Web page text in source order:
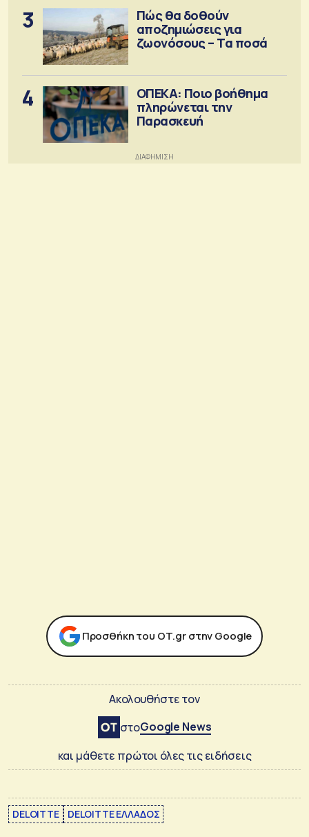
3
Πώς θα δοθούν
αποζημιώσεις για
ζωονόσους – Τα ποσά
4
ΟΠΕΚΑ: Ποιο βοήθημα
πληρώνεται την
Παρασκευή
Προσθήκη του ΟΤ.gr στην Google
Ακολουθήστε τον
στοGoogle News
και μάθετε πρώτοι όλες τις ειδήσεις
DELOITTE DELOITTE ΕΛΛΑΔΟΣ